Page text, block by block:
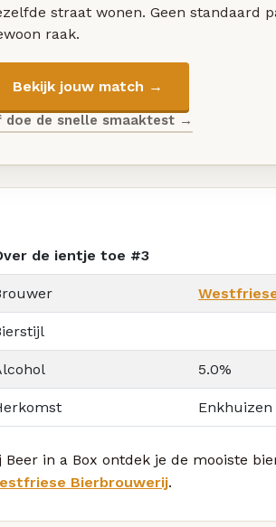
straat wonen. Geen standaard
raak.
Bekijk jouw match →
doe de snelle smaaktest →
de ientje toe #3
5.0%
Enkhuizen
Beer in a Box ontdek je de mooiste
Bierbrouwerij.